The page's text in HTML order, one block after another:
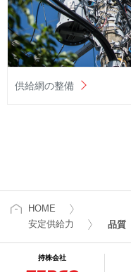
供給網の整備
HOME
安定供給力
品質
持株会社